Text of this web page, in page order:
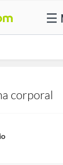
corporal